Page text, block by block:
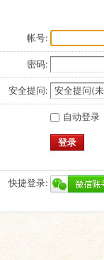
帐号:
密码:
安全提问:
自动登录
登录
快捷登录: